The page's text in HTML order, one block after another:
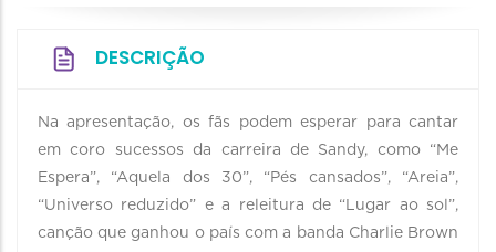
DESCRIÇÃO
Na apresentação, os fãs podem esperar para cantar
em coro sucessos da carreira de Sandy, como “Me
Espera”, “Aquela dos 30”, “Pés cansados”, “Areia”,
“Universo reduzido” e a releitura de “Lugar ao sol”,
canção que ganhou o país com a banda Charlie Brown